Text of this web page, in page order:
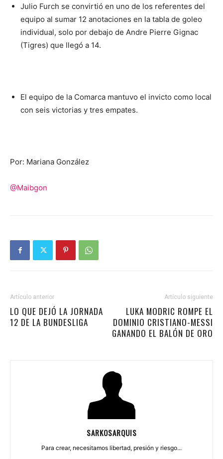
Julio Furch se convirtió en uno de los referentes del
equipo al sumar 12 anotaciones en la tabla de goleo
individual, solo por debajo de Andre Pierre Gignac
(Tigres) que llegó a 14.
El equipo de la Comarca mantuvo el invicto como local
con seis victorias y tres empates.
Por: Mariana González
@Maibgon
Artículo anterior
LO QUE DEJÓ LA JORNADA
12 DE LA BUNDESLIGA
Artículo siguiente
LUKA MODRIC ROMPE EL
DOMINIO CRISTIANO-MESSI
GANANDO EL BALÓN DE ORO
SARKOSARQUIS
Para crear, necesitamos libertad, presión y riesgo...